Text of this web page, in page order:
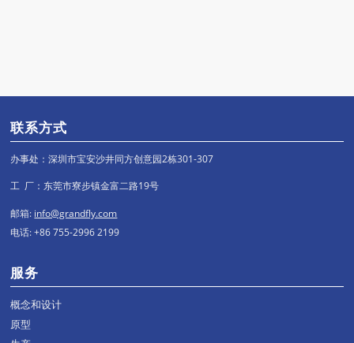
联系方式
办事处：深圳市宝安沙井同方创意园2栋301-307
工 厂：东莞市寮步镇金富二路19号
邮箱: info@grandfly.com
电话: +86 755-2996 2199
服务
概念和设计
原型